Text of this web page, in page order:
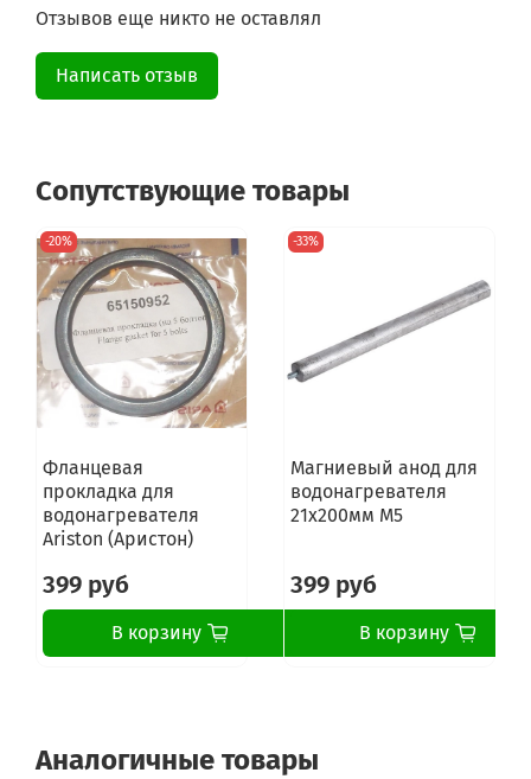
Отзывов еще никто не оставлял
Написать отзыв
Сопутствующие товары
-20%
Фланцевая
прокладка для
водонагревателя
Ariston (Аристон)
399 руб
В корзину
-33%
Магниевый анод для
водонагревателя
21x200мм M5
399 руб
В корзину
Аналогичные товары